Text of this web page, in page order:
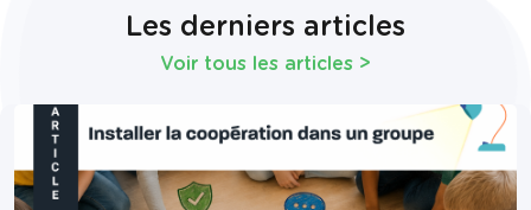
Les derniers articles
Voir tous les articles >